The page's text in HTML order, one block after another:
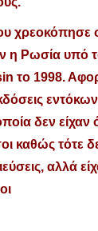
χρεοκόπησε
η Ρωσία υπό
το 1998.
εντόκων
δεν είχαν
καθώς τότε
αλλά